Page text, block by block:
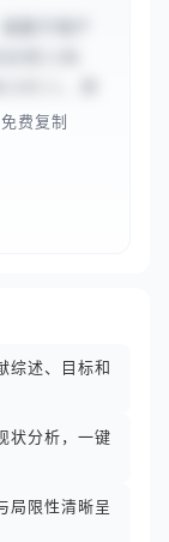
分析}}，撰
费复制
综述、目标和
状分析，一键
局限性清晰呈